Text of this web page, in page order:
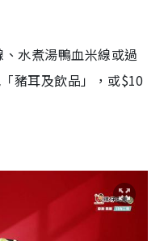
水煮湯鴨血米線或過
豬耳及飲品」，或$10